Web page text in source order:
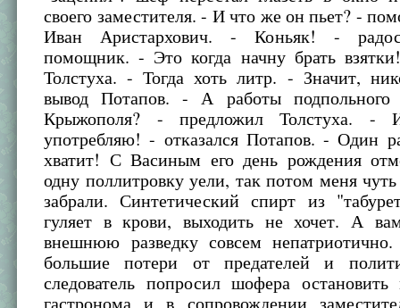
своего заместителя. - И что же он пьет? -
Иван Аристархович. - Коньяк! -
помощник. - Это когда начну брать
Толстуха. - Тогда хоть литр. - Значит,
вывод Потапов. - А работы подпольного
Крыжополя? - предложил Толстуха. -
употребляю! - отказался Потапов. - Один
хватит! С Васиным его день рождения
одну поллитровку уели, так потом меня
забрали. Синтетический спирт из
гуляет в крови, выходить не хочет. А
внешнюю разведку совсем
большие потери от предателей и
следователь попросил шофера
гастронома и в сопровождении